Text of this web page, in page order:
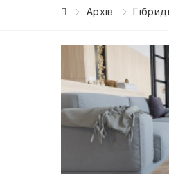
Архів